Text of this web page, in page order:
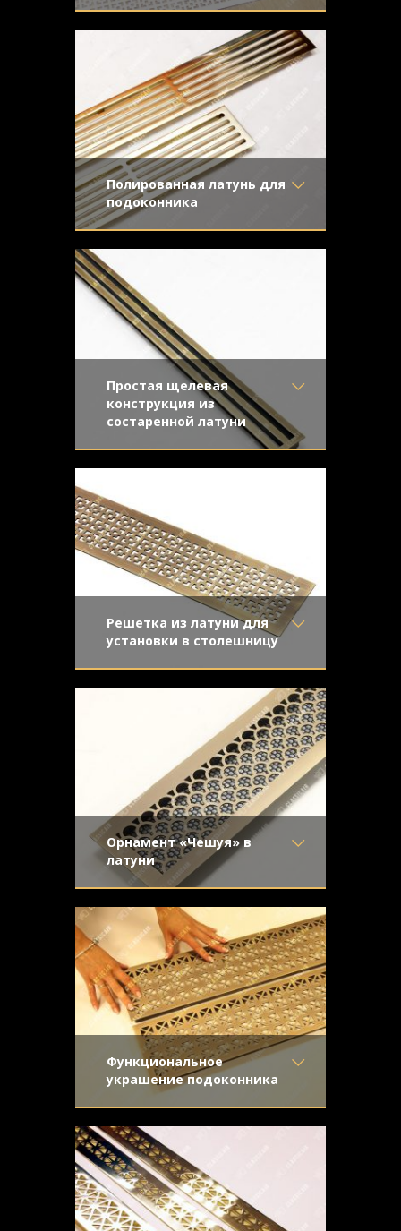
Материал- ЛатуньАлюминий
Отделка- ПокраскаСтарение
с эффектом затёртости
- Соединенные
квадраты
Конструкция- Плоская
покраску - два вида обработки
поверхности в один интерьер.
Полированная латунь для
подоконника
Материал- Латунь
Отделка- Полированная
латунь
Узор- Щелевой
Конструкция
полированной латуни с поперечными
перемычками и внутренними бортами
для незаметного крепежа.
Простая щелевая
конструкция из
состаренной латуни
Материал- Латунь
Отделка- Старение с
Узор- Щелевой
Конструкция
Щелевая конструкция с отбортовкой -
лаконично и стильно.
Решетка из латуни для
установки в столешницу
Материал- Латунь
Отделка- Старение с
- Соединенные
Конструкция- Плоская
шлифовкой приоткрывает светлую
поверхность натуральной латуни, а
деликатный налет патины придает
решетке изделию винтажный вид.
Орнамент «Чешуя» в
латуни
Материал- Латунь
Отделка- Старение с
направленной риской
Узор
- Чешуя
Конструкция- С отбортовкой
Использована конструкция с
отбортовкой с закрепленной
металлической сеткой.
Функциональное
украшение подоконника
Материал- Латунь
Отделка- Старение с
эффектом затёртости
Узор- Треугольники
Конструкция- С отбортовкой
адаптированный орнамент
"Треугольники" органично дополнили
интерьер в стиле прованс.